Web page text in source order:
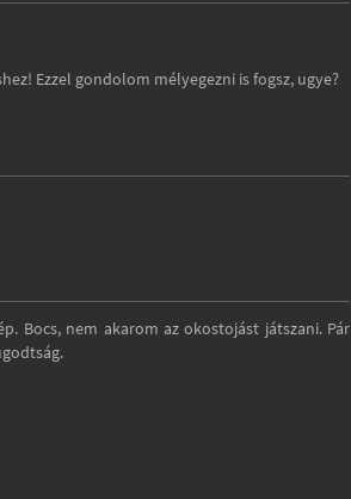
Ezzel gondolom mélyegezni is fogsz, ugye?
Bocs, nem akarom az okostojást játszani. Pár